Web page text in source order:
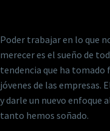
Poder trabajar en lo que
merecer es el sueño de
tendencia que ha tomado
jóvenes de las empresas.
y darle un nuevo enfoque
tanto hemos soñado.